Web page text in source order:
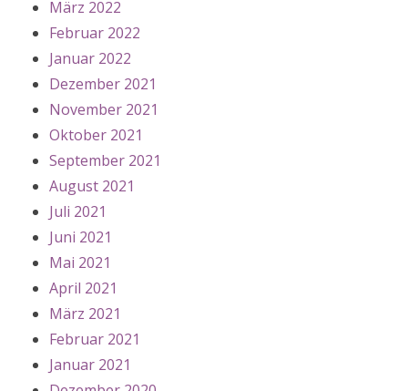
März 2022
Februar 2022
Januar 2022
Dezember 2021
November 2021
Oktober 2021
September 2021
August 2021
Juli 2021
Juni 2021
Mai 2021
April 2021
März 2021
Februar 2021
Januar 2021